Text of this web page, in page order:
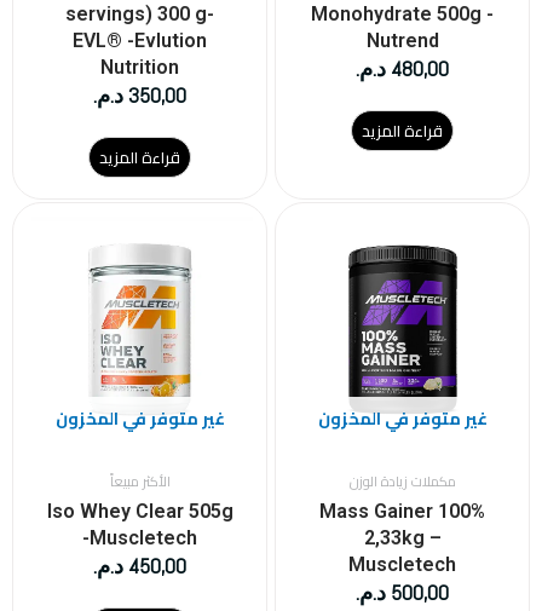
Monohydrate 500g -
Nutrend
480,00 د.م.
قراءة المزيد
servings) 300 g-
EVL® -Evlution
Nutrition
350,00د.م.
قراءة المزيد
غير متوفر في المخزون
مكملات زيادة الوزن
100% Mass Gainer
2,33kg –
Muscletech
500,00 د.م.
غير متوفر في المخزون
الأكثر مبيعاً
Iso Whey Clear 505g
-Muscletech
450,00 د.م.